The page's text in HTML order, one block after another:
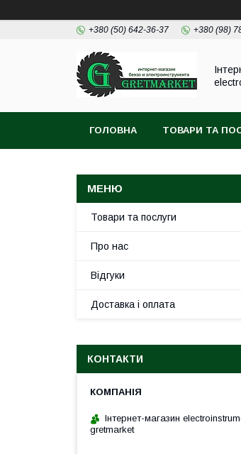
+380 (50) 642-36-37 +380 (98)
ГОЛОВНА ТОВАРИ ТА
Товари та послуги
Про нас
Відгуки
Доставка і оплата
КОНТАКТИ
Інтернет-магазин
gretmarket